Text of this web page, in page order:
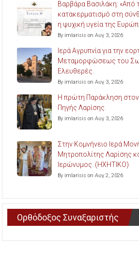
Βαρβάρα Βασιλάκη: «Από
κατακερματισμό στη
η ψυχική υγεία της
By imlarisis on Αυγ 3, 2026
Ιερά Αγρυπνία για την
Μεταμορφώσεως του
Ελευθερές.
By imlarisis on Αυγ 3, 2026
Η πρώτη Παράκληση
Πηγής Λαρίσης.
By imlarisis on Αυγ 3, 2026
Στην Κομνήνειο Ιερά
Μητροπολίτης Λαρίσης
Ιερώνυμος. (ΗΧΗΤΙΚΟ)
By imlarisis on Αυγ 2, 2026
Ορθόδοξος Συναξαριστής